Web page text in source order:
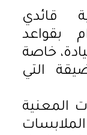
قائدي
بقواعد
خاصة
التي
المعنية